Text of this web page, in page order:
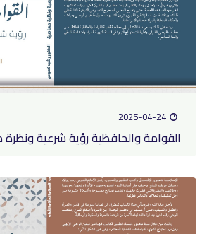
2025-04-24
والحافظية رؤية شرعية ونظرة معاصرة،